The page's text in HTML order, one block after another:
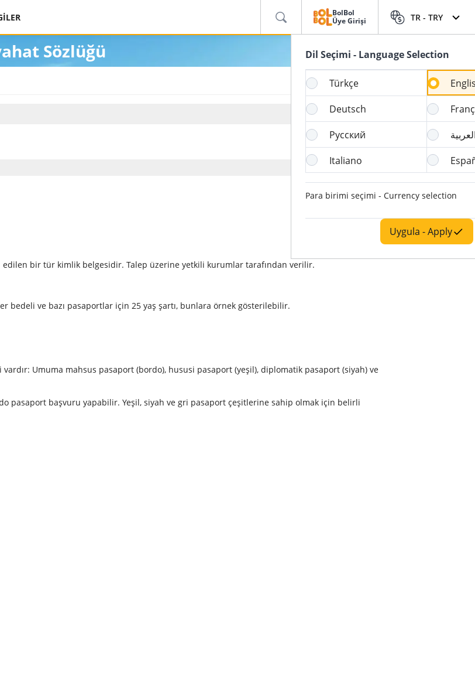
BolBol
Üye Girişi
TR - TRY
Dil Seçimi - Language Selection
Türkçe
Deutsch
Русский
Italiano
Para birimi seçimi - Currency selection
Uygula - Apply
Sözlüğü
edilen bir tür kimlik belgesidir. Talep üzerine yetkili kurumlar tarafından verilir.
ve bazı pasaportlar için 25 yaş şartı, bunlara örnek gösterilebilir.
Umuma mahsus pasaport (bordo), hususi pasaport (yeşil), diplomatik pasaport (siyah) ve
pasaport başvuru yapabilir. Yeşil, siyah ve gri pasaport çeşitlerine sahip olmak için belirli